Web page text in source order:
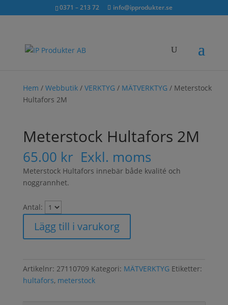
inkl. moms0371 – 213 72 info@ipprodukter.se
Sök...
×
Hem / Webbutik/ VERKTYG / MÄTVERKTYG / Meterstock
Hultafors 2M
Meterstock Hultafors 2M
65.00 kr Exkl. moms
Meterstock Hultafors innebär både kvalité och
noggrannhet.
Antal:
Lägg till i varukorg
Artikelnr: 27110709 Kategori: MÄTVERKTYG Etiketter:
hultafors, meterstock